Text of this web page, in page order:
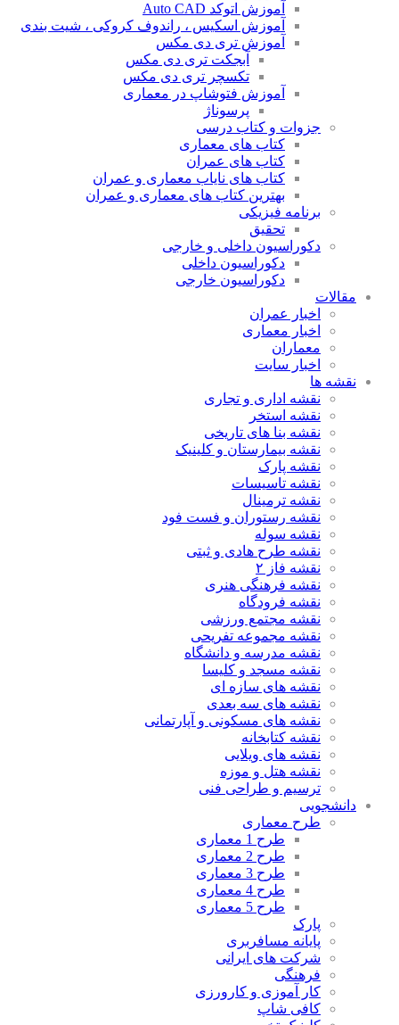
آموزش اتوکد Auto CAD
آموزش اسکیس ، راندوف کروکی ، شیت بندی
آموزش تری دی مکس
آبجکت تری دی مکس
تکسچر تری دی مکس
آموزش فتوشاپ در معماری
پرسوناژ
جزوات و کتاب درسی
کتاب های معماری
کتاب های عمران
کتاب های نایاب معماری و عمران
بهترین کتاب های معماری و عمران
برنامه فیزیکی
تحقیق
دکوراسیون داخلی و خارجی
دکوراسیون داخلی
دکوراسیون خارجی
مقالات
اخبار عمران
اخبار معماری
معماران
اخبار سایت
نقشه ها
نقشه اداری و تجاری
نقشه استخر
نقشه بنا های تاریخی
نقشه بیمارستان و کلینیک
نقشه پارک
نقشه تاسیسات
نقشه ترمینال
نقشه رستوران و فست فود
نقشه سوله
نقشه طرح هادی و ثبتی
نقشه فاز ۲
نقشه فرهنگی هنری
نقشه فرودگاه
نقشه مجتمع ورزشی
نقشه مجموعه تفریحی
نقشه مدرسه و دانشگاه
نقشه مسجد و کلیسا
نقشه های سازه ای
نقشه های سه بعدی
نقشه های مسکونی و آپارتمانی
نقشه کتابخانه
نقشه های ویلایی
نقشه هتل و موزه
ترسیم و طراحی فنی
دانشجویی
طرح معماری
طرح 1 معماری
طرح 2 معماری
طرح 3 معماری
طرح 4 معماری
طرح 5 معماری
پارک
پایانه مسافربری
شرکت های ایرانی
فرهنگی
کار آموزی و کارورزی
کافی شاپ